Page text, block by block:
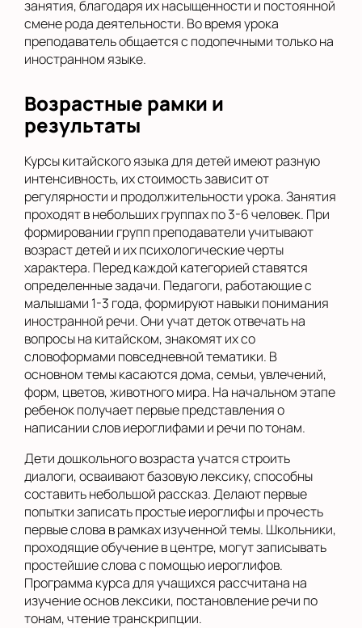
занятия, благодаря их насыщенности и постоянной
смене рода деятельности. Во время урока
преподаватель общается с подопечными только на
иностранном языке.
Возрастные рамки и
результаты
Курсы китайского языка для детей имеют разную
интенсивность, их стоимость зависит от
регулярности и продолжительности урока. Занятия
проходят в небольших группах по 3-6 человек. При
формировании групп преподаватели учитывают
возраст детей и их психологические черты
характера. Перед каждой категорией ставятся
определенные задачи. Педагоги, работающие с
малышами 1-3 года, формируют навыки понимания
иностранной речи. Они учат деток отвечать на
вопросы на китайском, знакомят их со
словоформами повседневной тематики. В
основном темы касаются дома, семьи, увлечений,
форм, цветов, животного мира. На начальном этапе
ребенок получает первые представления о
написании слов иероглифами и речи по тонам.
Дети дошкольного возраста учатся строить
диалоги, осваивают базовую лексику, способны
составить небольшой рассказ. Делают первые
попытки записать простые иероглифы и прочесть
первые слова в рамках изученной темы. Школьники,
проходящие обучение в центре, могут записывать
простейшие слова с помощью иероглифов.
Программа курса для учащихся рассчитана на
изучение основ лексики, постановление речи по
тонам, чтение транскрипции.